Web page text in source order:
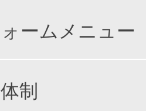
ームメニュー
制